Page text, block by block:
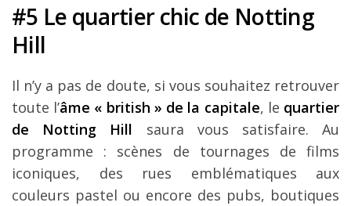
#5 Le quartier chic de Notting
Hill
Il n’y a pas de doute, si vous souhaitez retrouver
toute l’âme « british » de la capitale, le quartier
de Notting Hill saura vous satisfaire. Au
programme : scènes de tournages de films
iconiques, des rues emblématiques aux
couleurs pastel ou encore des pubs, boutiques